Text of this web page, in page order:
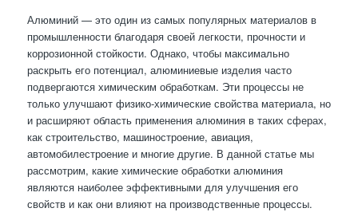
Алюминий — это один из самых популярных материалов в
промышленности благодаря своей легкости, прочности и
коррозионной стойкости. Однако, чтобы максимально
раскрыть его потенциал, алюминиевые изделия часто
подвергаются химическим обработкам. Эти процессы не
только улучшают физико-химические свойства материала, но
и расширяют область применения алюминия в таких сферах,
как строительство, машиностроение, авиация,
автомобилестроение и многие другие. В данной статье мы
рассмотрим, какие химические обработки алюминия
являются наиболее эффективными для улучшения его
свойств и как они влияют на производственные процессы.